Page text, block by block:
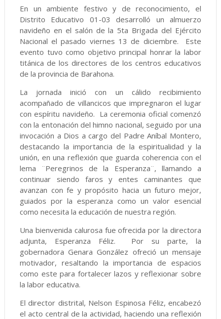
En un ambiente festivo y de reconocimiento, el
Distrito Educativo 01-03 desarrolló un almuerzo
navideño en el salón de la 5ta Brigada del Ejército
Nacional el pasado viernes 13 de diciembre. Este
evento tuvo como objetivo principal honrar la labor
titánica de los directores de los centros educativos
de la provincia de Barahona.
La jornada inició con un cálido recibimiento
acompañado de villancicos que impregnaron el lugar
con espíritu navideño. La ceremonia oficial comenzó
con la entonación del himno nacional, seguido por una
invocación a Dios a cargo del Padre Aníbal Montero,
destacando la importancia de la espiritualidad y la
unión, en una reflexión que guarda coherencia con el
lema ¨Peregrinos de la Esperanza¨, llamando a
continuar siendo faros y entes caminantes que
avanzan con fe y propósito hacia un futuro mejor,
guiados por la esperanza como un valor esencial
como necesita la educación de nuestra región.
Una bienvenida calurosa fue ofrecida por la directora
adjunta, Esperanza Féliz. Por su parte, la
gobernadora Genara González ofreció un mensaje
motivador, resaltando la importancia de espacios
como este para fortalecer lazos y reflexionar sobre
la labor educativa.
El director distrital, Nelson Espinosa Féliz, encabezó
el acto central de la actividad, haciendo una reflexión